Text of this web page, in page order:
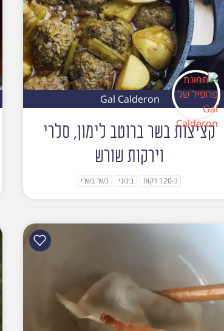
Gal Calderon
קציצות בשר ברוטב לימון, סלרי
וירקות שורש
כ-120 דקות בינוני כשר בשרי